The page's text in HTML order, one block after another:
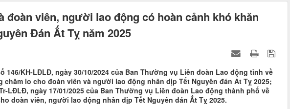
đoàn viên, người lao động có hoàn cảnh khó khăn
Đán Ất Tỵ năm 2025
146/KH-LĐLĐ, ngày 30/10/2024 của Ban Thường vụ Liên đoàn Lao động tỉnh về
chăm lo cho đoàn viên và người lao động nhân dịp Tết Nguyên đán Ất Tỵ 2025;
LĐLĐ, ngày 17/01/2025 của Ban Thường vụ Liên đoàn Lao động thành phố về
đoàn viên, người lao động nhân dịp Tết Nguyên đán Ất Tỵ 2025.